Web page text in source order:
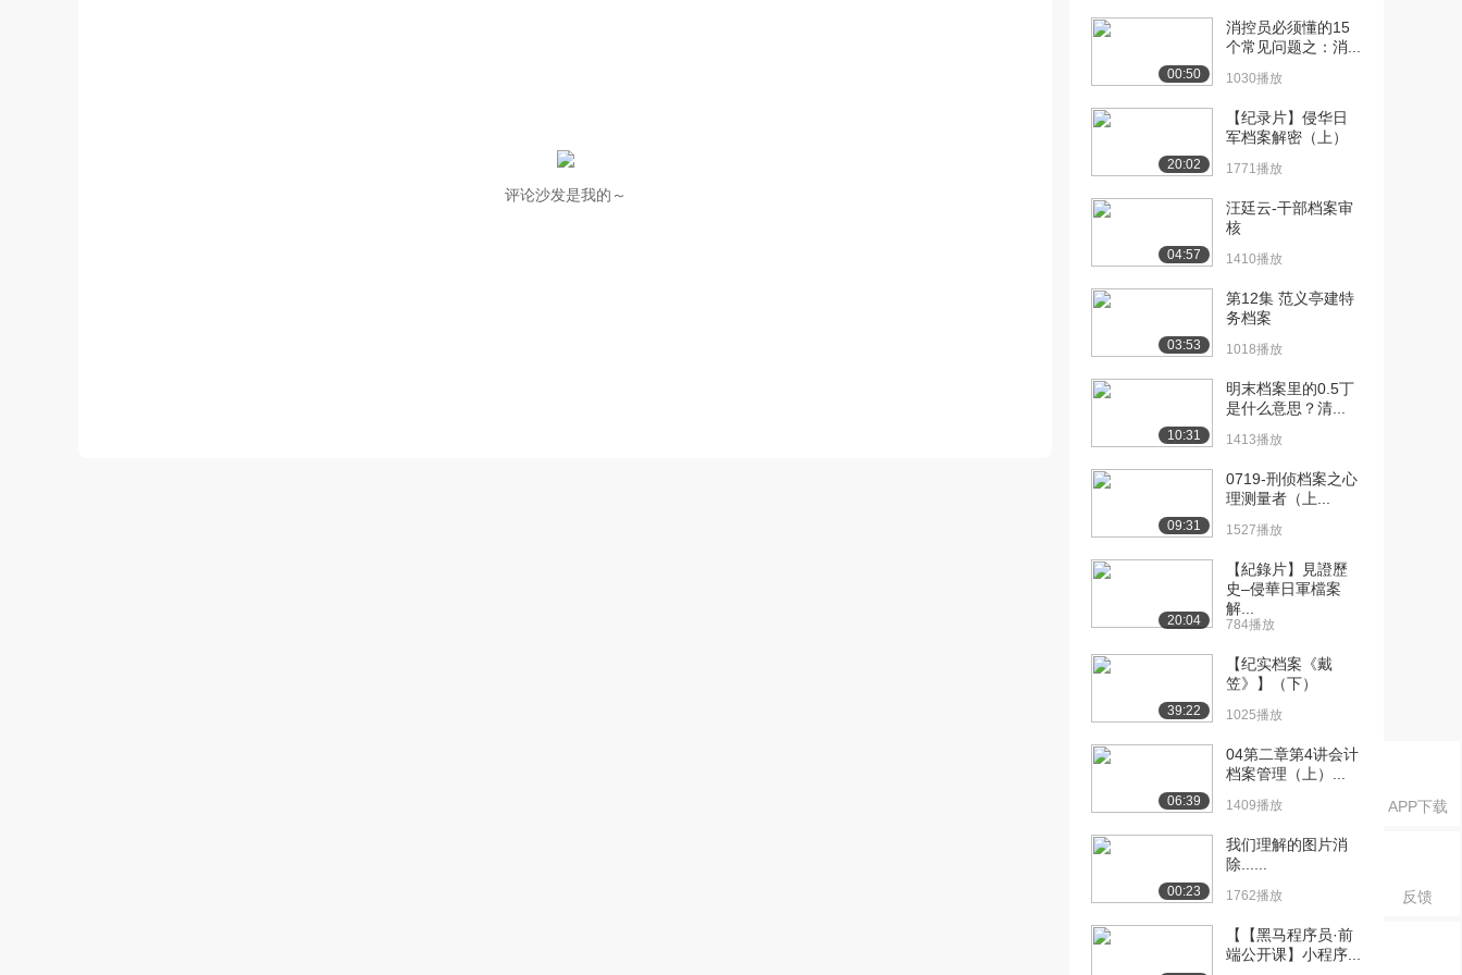
APP下载
反馈
评论沙发是我的～
935播放
[14] Google docs的使用
[15] room tone的好处 02:33
[16] 当日时间码
950播放
01:59
[17] 拍摄素材准备
[19] 采访脚本 02:04
[20] DIT的优势
1337播放
[21] 精华的选择
977播放
[22] 剪辑脚本 01:19
1510播放
[24] 后期计划
1765播放
00:50
消控员必须懂的15
个常见问题之：消...
1030播放
20:02
【纪录片】侵华日
军档案解密（上）
1771播放
04:57
汪廷云-干部档案审
核
1410播放
03:53
第12集 范义亭建特
务档案
1018播放
10:31
明末档案里的0.5丁
是什么意思？清...
1413播放
09:31
0719-刑侦档案之心
理测量者（上...
1527播放
20:04
【紀錄片】見證歷
史–侵華日軍檔案
解...
784播放
39:22
【纪实档案《戴
笠》】（下）
1025播放
06:39
04第二章第4讲会计
档案管理（上）...
1409播放
00:23
我们理解的图片消
除......
1762播放
【【黑马程序员·前
端公开课】小程序...